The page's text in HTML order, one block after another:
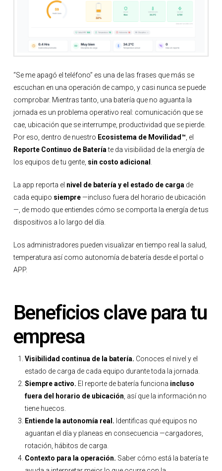
“Se me apagó el teléfono” es una de las frases que más se
escuchan en una operación de campo, y casi nunca se puede
comprobar. Mientras tanto, una batería que no aguanta la
jornada es un problema operativo real: comunicación que se
cae, ubicación que se interrumpe, productividad que se pierde.
Por eso, dentro de nuestro Ecosistema de Movilidad™ , el
Reporte Continuo de Bateríate da visibilidad de la energía de
los equipos de tu gente, sin costo adicional
La app reporta el nivel de batería y el estado de carga de
cada equipo siempre—incluso fuera del horario de ubicación
—, de modo que entiendes cómo se comporta la energía de tus
dispositivos a lo largo del día.
Los administradores pueden visualizar en tiempo real la salud,
temperatura así como autonomía de batería desde el portal o
APP.
Beneficios clave para tu
empresa
Visibilidad continua de la batería. Conoces el nivel y el
estado de carga de cada equipo durante toda la jornada.
Siempre activo. El reporte de batería funciona incluso
fuera del horario de ubicación , así que la información no
tiene huecos.
Entiende la autonomía real. Identificas qué equipos no
aguantan el día y planeas en consecuencia —cargadores,
rotación, hábitos de carga.
Contexto para la operación. Saber cómo está la batería te